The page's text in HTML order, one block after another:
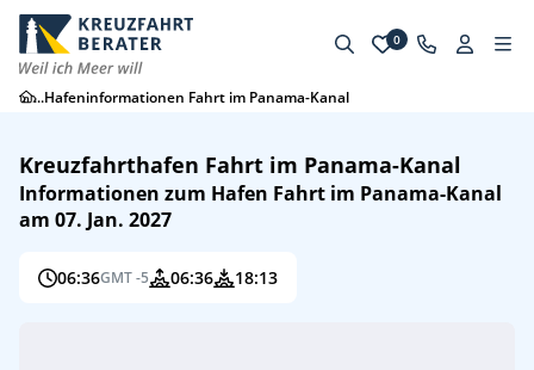
0
...Hafeninformationen Fahrt im Panama-Kanal
Kreuzfahrthafen Fahrt im Panama-Kanal
Informationen zum Hafen Fahrt im Panama-Kanal
am 07. Jan. 2027
06:36GMT -5 06:36 18:13